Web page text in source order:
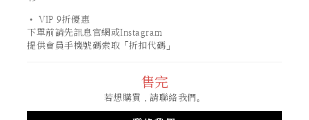
• VIP 9折優惠
下單前請先訊息官網或Instagram
提供會員手機號碼索取「折扣代碼」
售完
若想購買，請聯絡我們。